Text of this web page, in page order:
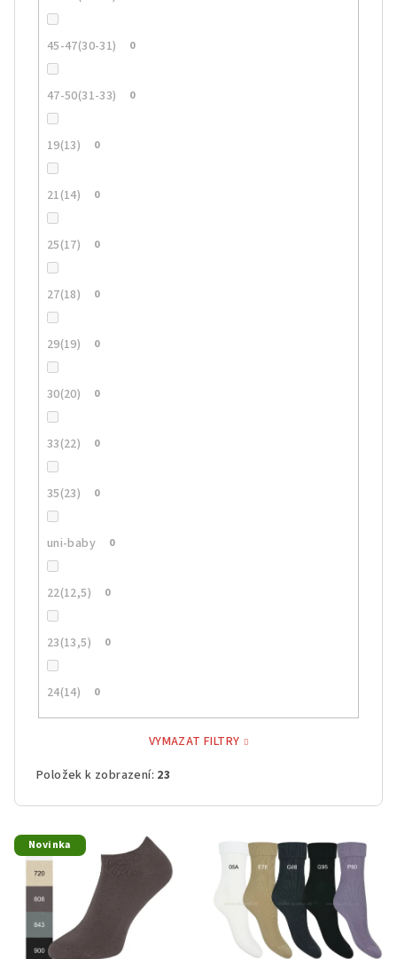
45-47(30-31) 0
47-50(31-33) 0
19(13) 0
21(14) 0
25(17) 0
27(18) 0
29(19) 0
30(20) 0
33(22) 0
35(23) 0
uni-baby 0
22(12,5) 0
23(13,5) 0
24(14) 0
VYMAZAT FILTRY
Položek k zobrazení: 23
V
ý
Novinka